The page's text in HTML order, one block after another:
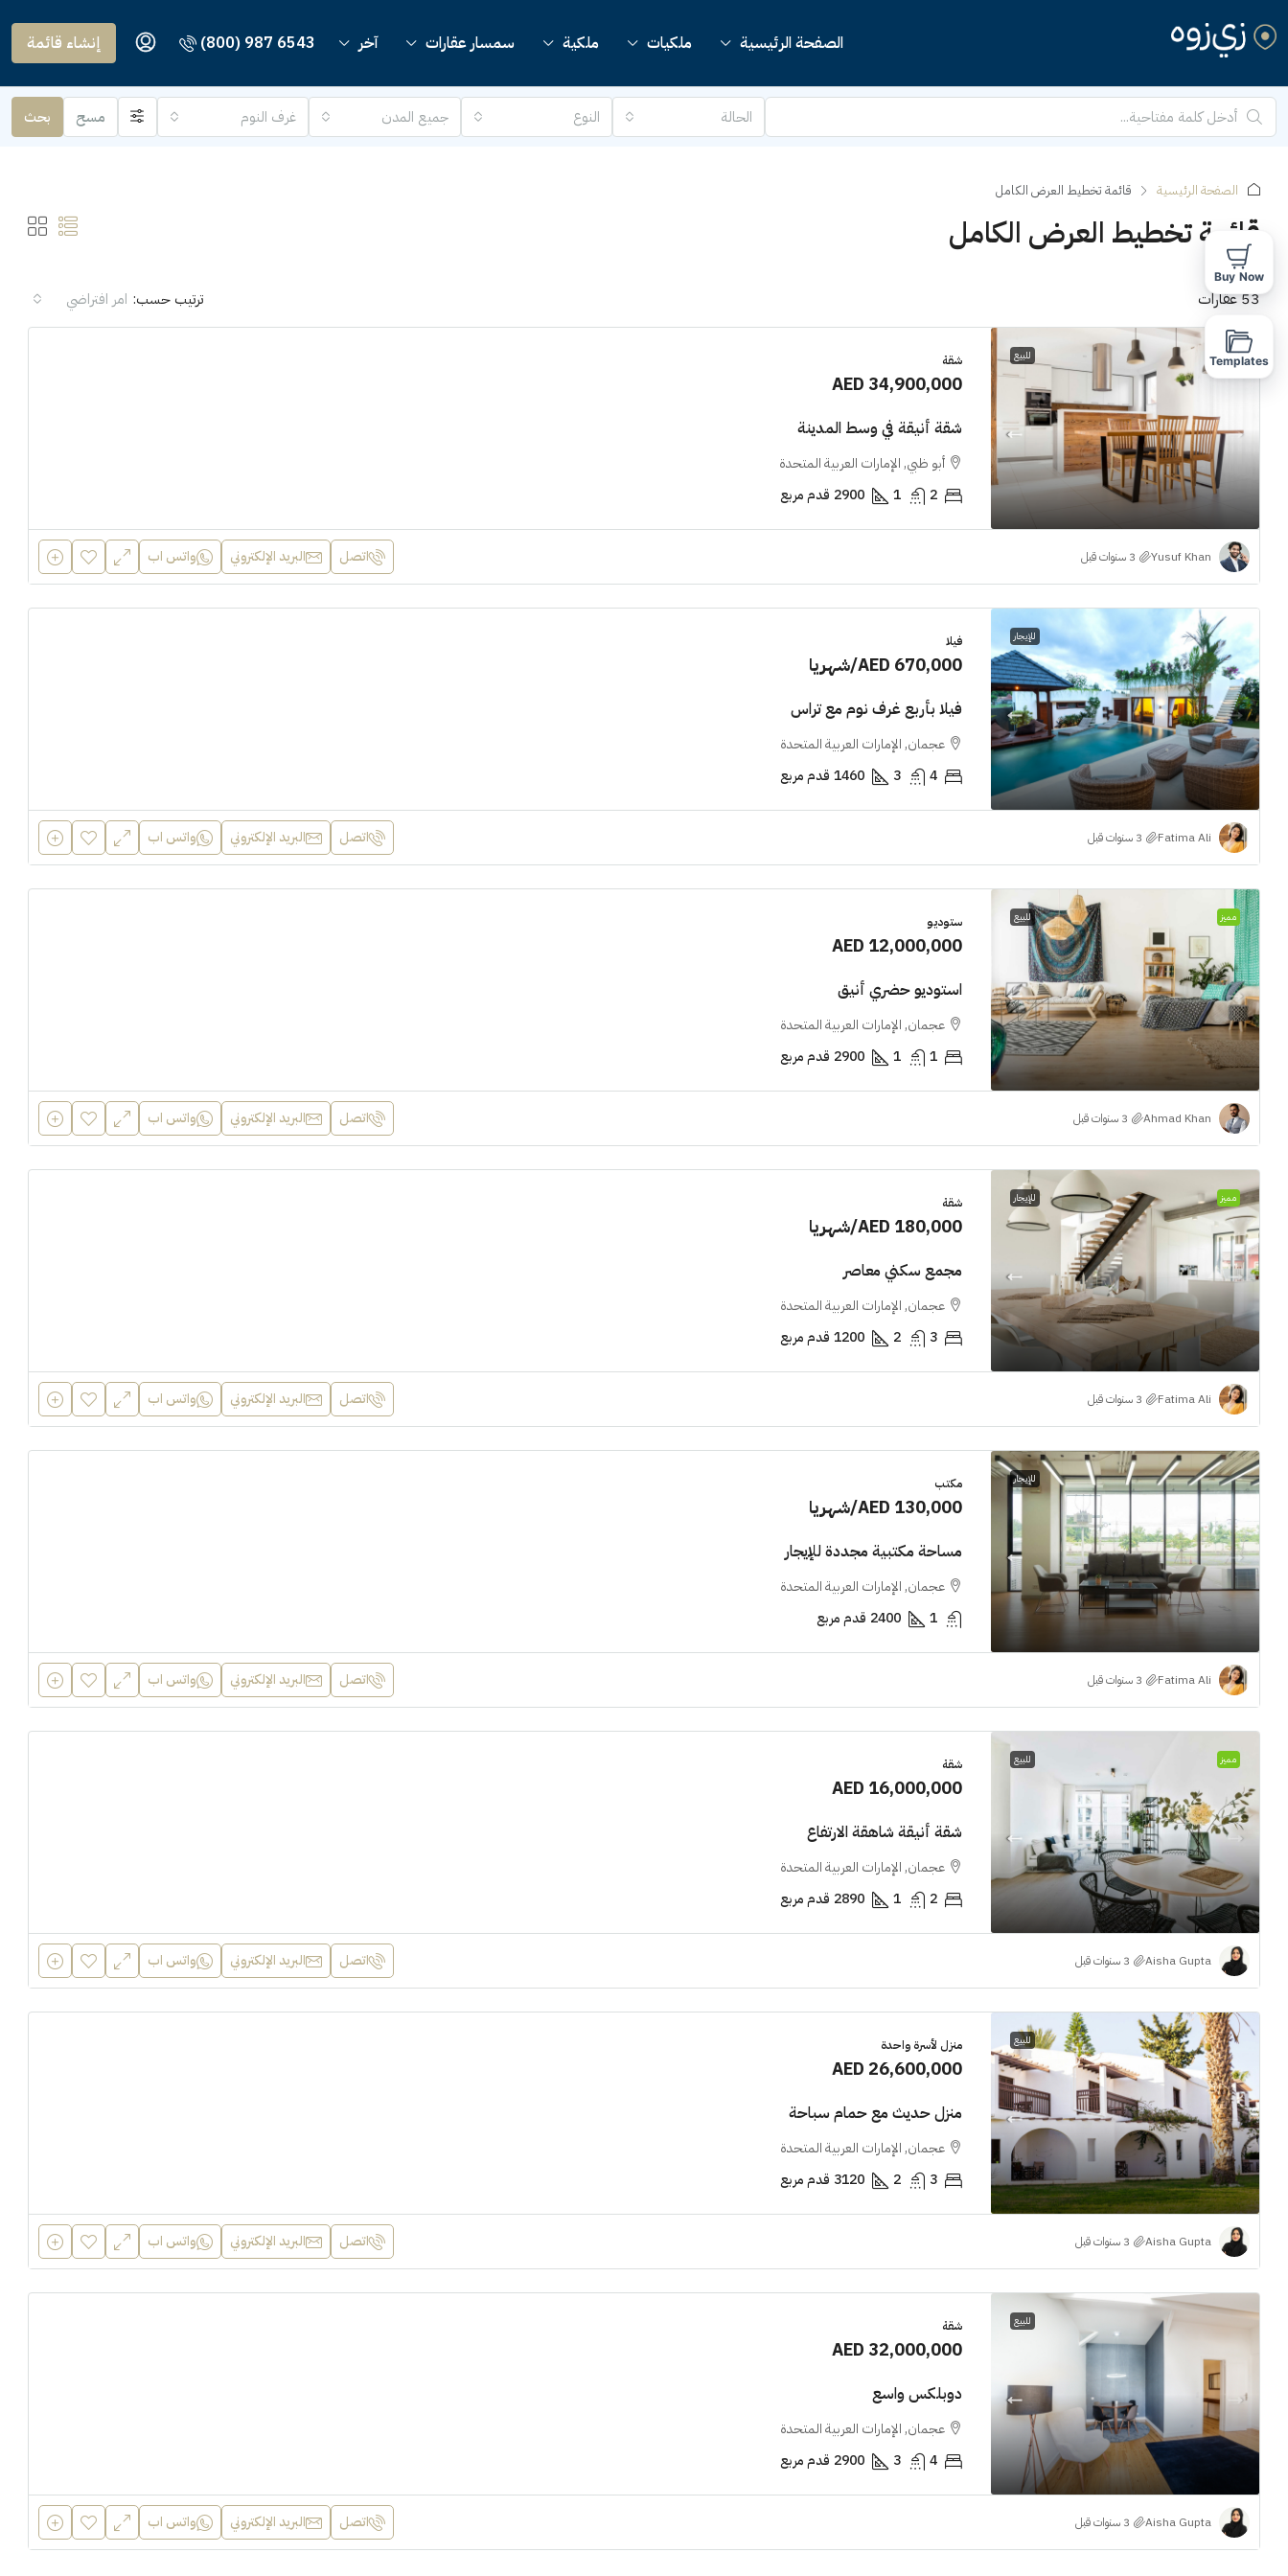
الصفحة الرئيسية ملكيات ملكية سمسار عقارات آخر (800) 987 6543 إنشاء قائمة
الحالة النوع جميع المدن غرف النوم مسح بحث
الصفحة الرئيسية قائمة تخطيط العرض الكامل
قائمة تخطيط العرض الكامل
53 عقارات ترتيب حسب: امر افتراضي
للبيع شقة
AED 34,900,000
شقة أنيقة في وسط المدينة
أبو ظبي, الإمارات العربية المتحدة
2
1
2900 قدم مربع
Yusuf Khan اتصل البريد الإلكتروني واتس اب
للإيجار فيلا
AED 670,000/شهريا
فيلا بأربع غرف نوم مع تراس
عجمان, الإمارات العربية المتحدة
4
3
1460 قدم مربع
Fatima Ali اتصل البريد الإلكتروني واتس اب
مميز للبيع ستوديو
AED 12,000,000
استوديو حضري أنيق
عجمان, الإمارات العربية المتحدة
1
1
2900 قدم مربع
Ahmad Khan اتصل البريد الإلكتروني واتس اب
مميز للإيجار شقة
AED 180,000/شهريا
مجمع سكني معاصر
عجمان, الإمارات العربية المتحدة
3
2
1200 قدم مربع
Fatima Ali اتصل البريد الإلكتروني واتس اب
للإيجار مكتب
AED 130,000/شهريا
مساحة مكتبية مجددة للإيجار
عجمان, الإمارات العربية المتحدة
1
2400 قدم مربع
Fatima Ali اتصل البريد الإلكتروني واتس اب
مميز للبيع شقة
AED 16,000,000
شقة أنيقة شاهقة الارتفاع
عجمان, الإمارات العربية المتحدة
2
1
2890 قدم مربع
Aisha Gupta اتصل البريد الإلكتروني واتس اب
للبيع منزل لأسرة واحدة
AED 26,600,000
منزل حديث مع حمام سباحة
عجمان, الإمارات العربية المتحدة
3
2
3120 قدم مربع
Aisha Gupta اتصل البريد الإلكتروني واتس اب
للبيع شقة
AED 32,000,000
دوبلكس واسع
عجمان, الإمارات العربية المتحدة
4
3
2900 قدم مربع
Aisha Gupta اتصل البريد الإلكتروني واتس اب
Buy Now
Templates